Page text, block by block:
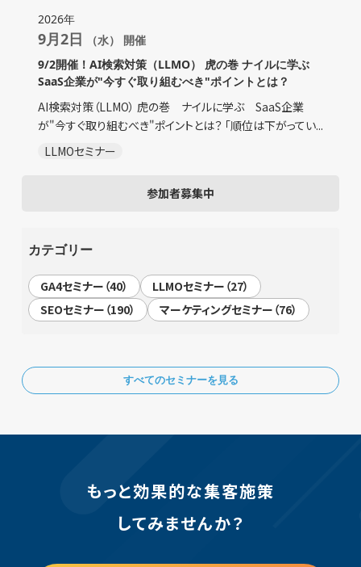
2026年
9月2日 （水） 開催
9/2開催！AI検索対策（LLMO） 虎の巻 ナイルに学ぶ
SaaS企業が"今すぐ取り組むべき"ポイントとは？
AI検索対策（LLMO） 虎の巻 ナイルに学ぶ SaaS企業
が"今すぐ取り組むべき"ポイントとは？ 「順位は下がってい...
LLMOセミナー
参加者募集中
カテゴリー
GA4セミナー（40）
LLMOセミナー（27）
SEOセミナー（190）
マーケティングセミナー（76）
すべてのセミナーを見る
もっと効果的な集客施策
してみませんか？